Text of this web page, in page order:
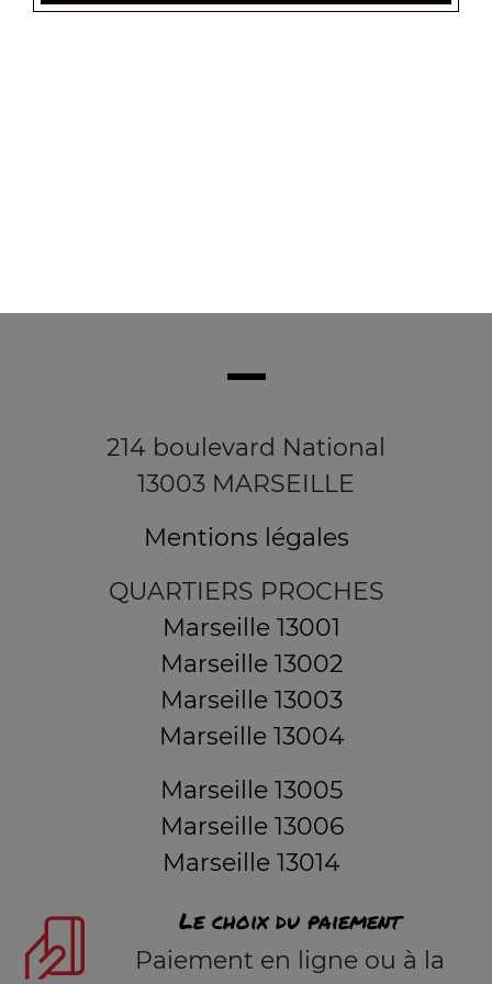
Wrap kebab
214 boulevard National
13003 MARSEILLE
Mentions légales
QUARTIERS PROCHES
Marseille 13001
Marseille 13002
Marseille 13003
Marseille 13004
Marseille 13005
Marseille 13006
Marseille 13014
Le choix du paiement
Paiement en ligne ou à la